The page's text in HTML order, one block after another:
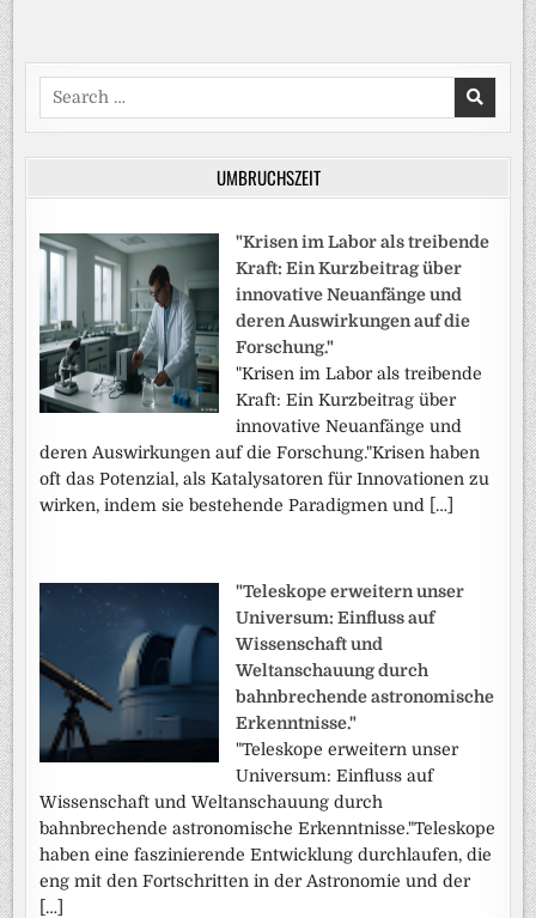
Search
for:
UMBRUCHSZEIT
"Krisen im Labor als treibende
Kraft: Ein Kurzbeitrag über
innovative Neuanfänge und
deren Auswirkungen auf die
Forschung."
"Krisen im Labor als treibende
Kraft: Ein Kurzbeitrag über
innovative Neuanfänge und
deren Auswirkungen auf die Forschung."Krisen haben
oft das Potenzial, als Katalysatoren für Innovationen zu
wirken, indem sie bestehende Paradigmen und […]
"Teleskope erweitern unser
Universum: Einfluss auf
Wissenschaft und
Weltanschauung durch
bahnbrechende astronomische
Erkenntnisse."
"Teleskope erweitern unser
Universum: Einfluss auf
Wissenschaft und Weltanschauung durch
bahnbrechende astronomische Erkenntnisse."Teleskope
haben eine faszinierende Entwicklung durchlaufen, die
eng mit den Fortschritten in der Astronomie und der
[…]